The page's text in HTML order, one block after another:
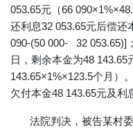
053.65元（66
还利息32 053.65元后偿还
090-(50 000- 32 053.65)]
日，剩余本金为48 143.65
143.65×1%×123.5个月）
欠付本金48 143.65元及利
法院判决，被告某村